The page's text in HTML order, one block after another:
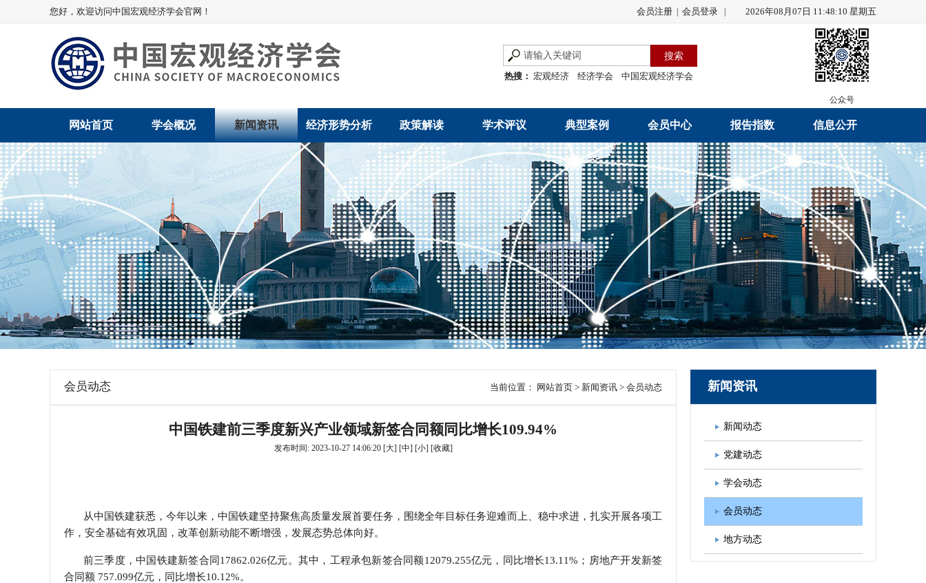
您好，欢迎访问中国宏观经济学会官网！ 会员注册 会员登录 2026年08月07日 11:48:10 星期五
热搜： 宏观经济 经济学会 中国宏观经济学会
公众号
网站首页 学会概况
学术委员会
学会领导
组织机构
法律顾问
学会章程
新闻资讯
党建动态
学会动态
会员动态
地方动态
经济形势分析
经济数据概览
数说经济
经济运行与调节
产业发展
创新高技术产业运
行
贸易与流通
政策解读
发展改革令
规范性文件
规划文本
公告
通知
政策图解
学术评议
优秀改革案例
世界一流企业
优秀论文著作
典型案例
地方政府
国有企业
民营企业
会员中心
会员名录
会员注册
入会申请
会员管理办法
报告指数
研究报告
学会会刊
数据解读
指数发布
中宏通讯
图书出版
信息公开
学会章程
年度工作报告
财务工作报告
新闻发言人制度
学术自律制度
学会发展规划
会员动态 当前位置： 网站首页 > 新闻资讯 > 会员动态
中国铁建前三季度新兴产业领域新签合同额同比增长109.94%
发布时间: 2023-10-27 14:06:20 [大] [中] [小] [收藏]
从中国铁建获悉，今年以来，中国铁建坚持聚焦高质量发展首要任务，围绕全年目标任务迎难而上、稳中求进，扎实开展各项工
作，安全基础有效巩固，改革创新动能不断增强，发展态势总体向好。
前三季度，中国铁建新签合同 17862.026亿元。其中，工程承包新签合同额12079.255亿元，同比增长13.11% ；房地产开发新签
合同额 757.099亿元，同比增长10.12%。
新闻资讯
新闻动态
党建动态
学会动态
会员动态
地方动态